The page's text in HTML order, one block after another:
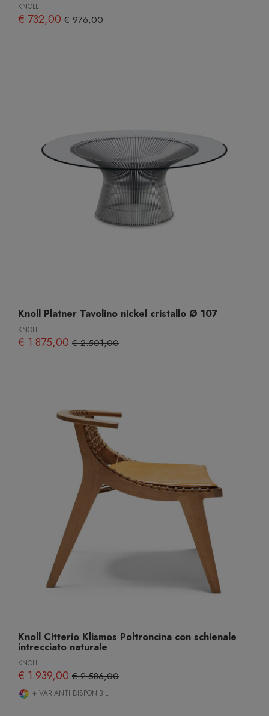
KNOLL
€ 732,00 € 976,00
Knoll Platner Tavolino nickel cristallo Ø 107
KNOLL
€ 1.875,00 € 2.501,00
Knoll Citterio Klismos Poltroncina con schienale
intrecciato naturale
KNOLL
€ 1.939,00 € 2.586,00
+ VARIANTI DISPONIBILI